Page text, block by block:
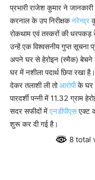
प्रभारी राजेश कुमार ने
करनाल के उप निरीक्षकनरेन्द्र
रोकथाम एवं तस्करों की धरपकड़
उन्हें एक विश्वसनीय गुप्त सूचना
अपने घर से हेरोइन (स्मैक) बेचने
घर में नशीला पदार्थ छिपा
देकर तलाशी ली तोआरोपीके घर
पारदर्शी पन्नी में 11.32 ग्राम
सदर सफीदों मेंएनडीपीएसएक्ट
शुरू कर दी गई है।
8 total